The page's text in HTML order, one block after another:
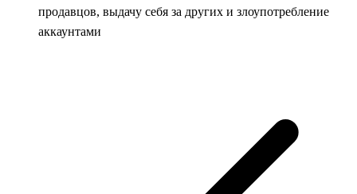
продавцов, выдачу себя за других и злоупотребление
аккаунтами